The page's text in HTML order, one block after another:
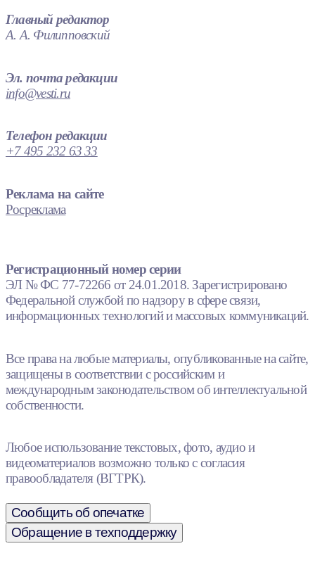
Главный редактор
А. А. Филипповский
Эл. почта редакции
info@vesti.ru
Телефон редакции
+7 495 232 63 33
Реклама на сайте
Росреклама
Регистрационный номер серии
ЭЛ № ФС 77-72266 от 24.01.2018. Зарегистрировано
Федеральной службой по надзору в сфере связи,
информационных технологий и массовых коммуникаций.
Все права на любые материалы, опубликованные на сайте,
защищены в соответствии с российским и
международным законодательством об интеллектуальной
собственности.
Любое использование текстовых, фото, аудио и
видеоматериалов возможно только с согласия
правообладателя (ВГТРК).
Сообщить об опечатке
Обращение в техподдержку